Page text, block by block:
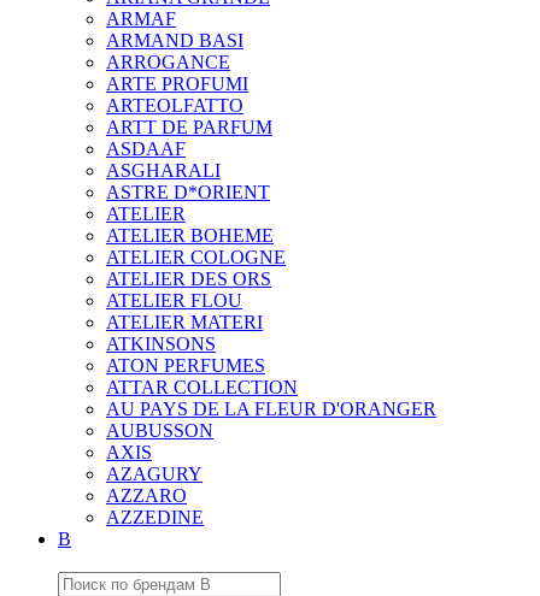
ARMAF
ARMAND BASI
ARROGANCE
ARTE PROFUMI
ARTEOLFATTO
ARTT DE PARFUM
ASDAAF
ASGHARALI
ASTRE D*ORIENT
ATELIER
ATELIER BOHEME
ATELIER COLOGNE
ATELIER DES ORS
ATELIER FLOU
ATELIER MATERI
ATKINSONS
ATON PERFUMES
ATTAR COLLECTION
AU PAYS DE LA FLEUR D'ORANGER
AUBUSSON
AXIS
AZAGURY
AZZARO
AZZEDINE
B